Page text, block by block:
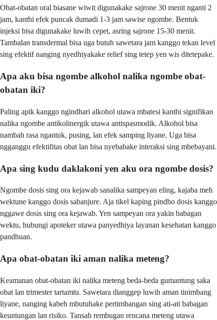
Obat-obatan oral biasane wiwit digunakake sajrone 30 menit nganti 2
jam, kanthi efek puncak dumadi 1-3 jam sawise ngombe. Bentuk
injeksi bisa digunakake luwih cepet, asring sajrone 15-30 menit.
Tambalan transdermal bisa uga butuh sawetara jam kanggo tekan level
sing efektif nanging nyedhiyakake relief sing tetep yen wis ditetepake.
Apa aku bisa ngombe alkohol nalika ngombe obat-
obatan iki?
Paling apik kanggo ngindhari alkohol utawa mbatesi kanthi signifikan
nalika ngombe antikolinergik utawa antispasmodik. Alkohol bisa
nambah rasa ngantuk, pusing, lan efek samping liyane. Uga bisa
ngganggu efektifitas obat lan bisa nyebabake interaksi sing mbebayani.
Apa sing kudu daklakoni yen aku ora ngombe dosis?
Ngombe dosis sing ora kejawab sanalika sampeyan eling, kajaba meh
wektune kanggo dosis sabanjure. Aja tikel kaping pindho dosis kanggo
nggawe dosis sing ora kejawab. Yen sampeyan ora yakin babagan
wektu, hubungi apoteker utawa panyedhiya layanan kesehatan kanggo
pandhuan.
Apa obat-obatan iki aman nalika meteng?
Keamanan obat-obatan iki nalika meteng beda-beda gumantung saka
obat lan trimester tartamtu. Sawetara dianggep luwih aman tinimbang
liyane, nanging kabeh mbutuhake pertimbangan sing ati-ati babagan
keuntungan lan risiko. Tansah rembugan rencana meteng utawa